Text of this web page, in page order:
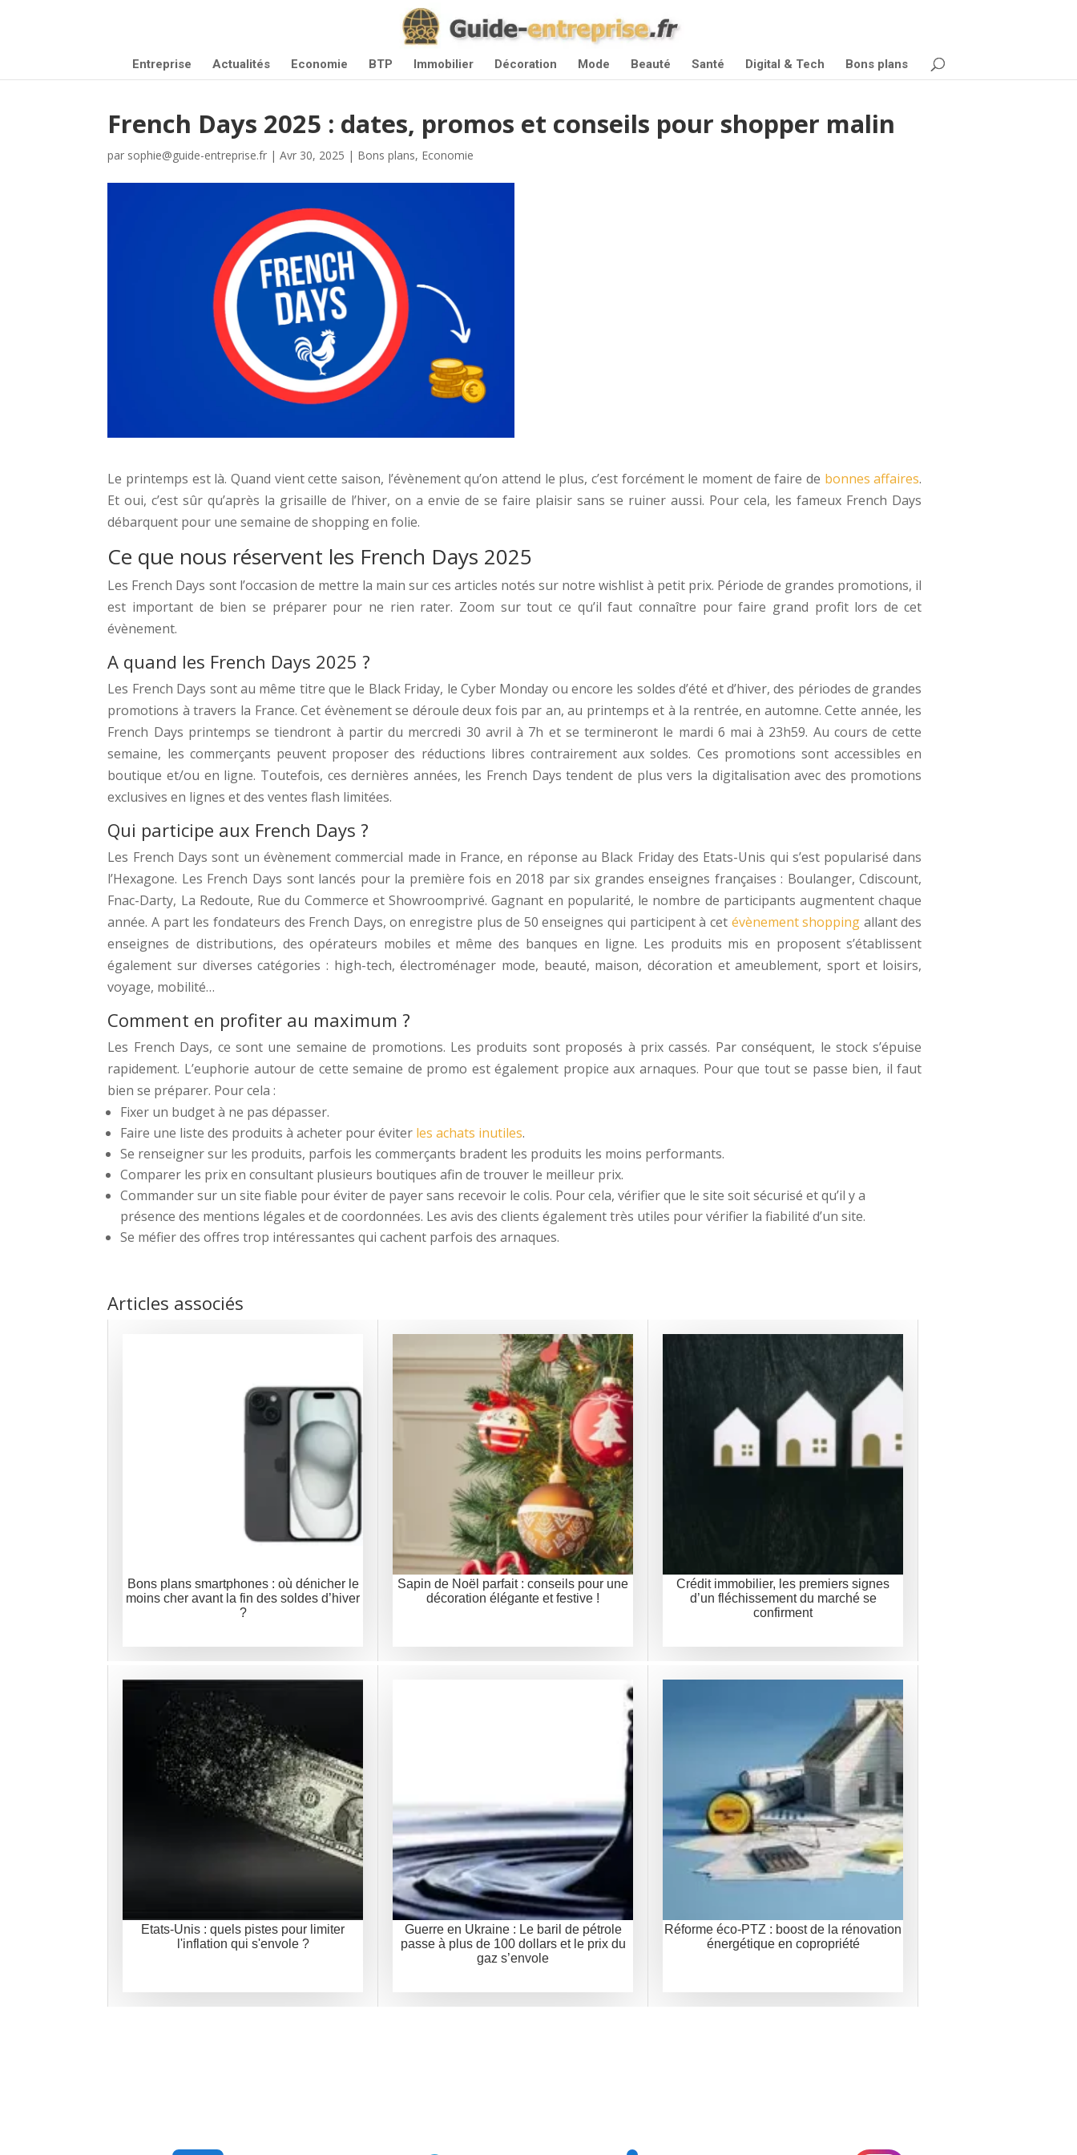
Entreprise Actualités Economie BTP Immobilier Décoration Mode Beauté Santé Digital & Tech Bons plans
French Days 2025 : dates, promos et conseils pour shopper malin
par sophie@guide-entreprise.fr |Avr 30, 2025 | Bons plans, Economie
Le printemps est là. Quand vient cette saison, l’évènement qu’on attend le plus, c’est forcément le moment de faire de bonnes affaires.
Et oui, c’est sûr qu’après la grisaille de l’hiver, on a envie de se faire plaisir sans se ruiner aussi. Pour cela, les fameux French Days
débarquent pour une semaine de shopping en folie.
Ce que nous réservent les French Days 2025
Les French Days sont l’occasion de mettre la main sur ces articles notés sur notre wishlist à petit prix. Période de grandes promotions, il
est important de bien se préparer pour ne rien rater. Zoom sur tout ce qu’il faut connaître pour faire grand profit lors de cet
évènement.
A quand les French Days 2025 ?
Les French Days sont au même titre que le Black Friday, le Cyber Monday ou encore les soldes d’été et d’hiver, des périodes de grandes
promotions à travers la France. Cet évènement se déroule deux fois par an, au printemps et à la rentrée, en automne. Cette année, les
French Days printemps se tiendront à partir du mercredi 30 avril à 7h et se termineront le mardi 6 mai à 23h59. Au cours de cette
semaine, les commerçants peuvent proposer des réductions libres contrairement aux soldes. Ces promotions sont accessibles en
boutique et/ou en ligne. Toutefois, ces dernières années, les French Days tendent de plus vers la digitalisation avec des promotions
exclusives en lignes et des ventes flash limitées.
Qui participe aux French Days ?
Les French Days sont un évènement commercial made in France, en réponse au Black Friday des Etats-Unis qui s’est popularisé dans
l’Hexagone. Les French Days sont lancés pour la première fois en 2018 par six grandes enseignes françaises : Boulanger, Cdiscount,
Fnac-Darty, La Redoute, Rue du Commerce et Showroomprivé. Gagnant en popularité, le nombre de participants augmentent chaque
année. A part les fondateurs des French Days, on enregistre plus de 50 enseignes qui participent à cet évènement shopping allant des
enseignes de distributions, des opérateurs mobiles et même des banques en ligne. Les produits mis en proposent s’établissent
également sur diverses catégories : high-tech, électroménager mode, beauté, maison, décoration et ameublement, sport et loisirs,
voyage, mobilité…
Comment en profiter au maximum ?
Les French Days, ce sont une semaine de promotions. Les produits sont proposés à prix cassés. Par conséquent, le stock s’épuise
rapidement. L’euphorie autour de cette semaine de promo est également propice aux arnaques. Pour que tout se passe bien, il faut
bien se préparer. Pour cela :
Fixer un budget à ne pas dépasser.
Faire une liste des produits à acheter pour éviter les achats inutiles.
Se renseigner sur les produits, parfois les commerçants bradent les produits les moins performants.
Comparer les prix en consultant plusieurs boutiques afin de trouver le meilleur prix.
Commander sur un site fiable pour éviter de payer sans recevoir le colis. Pour cela, vérifier que le site soit sécurisé et qu’il y a
présence des mentions légales et de coordonnées. Les avis des clients également très utiles pour vérifier la fiabilité d’un site.
Se méfier des offres trop intéressantes qui cachent parfois des arnaques.
Articles associés
Bons plans smartphones : où dénicher le
moins cher avant la fin des soldes d’hiver
?
Sapin de Noël parfait : conseils pour une
décoration élégante et festive !
Crédit immobilier, les premiers signes
d’un fléchissement du marché se
confirment
Etats-Unis : quels pistes pour limiter
l'inflation qui s'envole ?
Guerre en Ukraine : Le baril de pétrole
passe à plus de 100 dollars et le prix du
gaz s’envole
Réforme éco-PTZ : boost de la rénovation
énergétique en copropriété